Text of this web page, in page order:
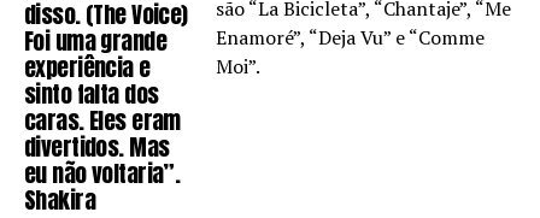
disso. (The Voice)
Foi uma grande
experiência e
sinto falta dos
caras. Eles eram
divertidos. Mas
eu não voltaria”.
Shakira
são “La Bicicleta”, “Chantaje”, “Me
Enamoré”, “Deja Vu” e “Comme
Moi”.